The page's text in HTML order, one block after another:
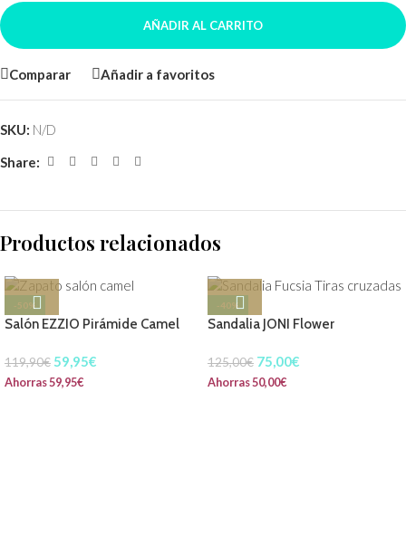
AÑADIR AL CARRITO
Comparar Añadir a favoritos
SKU: N/D
Share:
Productos relacionados
-50%
Salón EZZIO Pirámide Camel
119,90€ 59,95€
Ahorras59,95€
-40%
Sandalia JONI Flower
125,00€ 75,00€
Ahorras50,00€